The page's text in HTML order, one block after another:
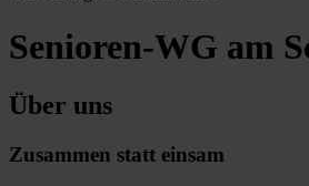
Senioren-WG am
Über uns
Zusammen statt einsam